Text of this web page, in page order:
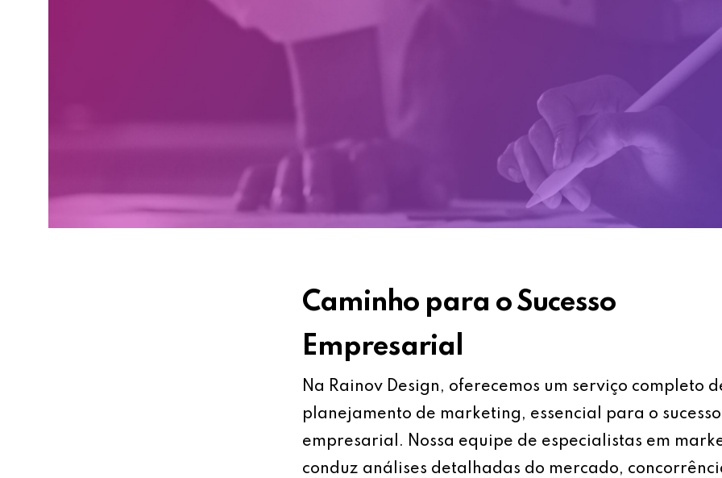
Caminho para o Sucesso
Empresarial
Na Rainov Design, oferecemos um serviço completo
planejamento de marketing, essencial para o sucesso
empresarial. Nossa equipe de especialistas em
conduz análises detalhadas do mercado,